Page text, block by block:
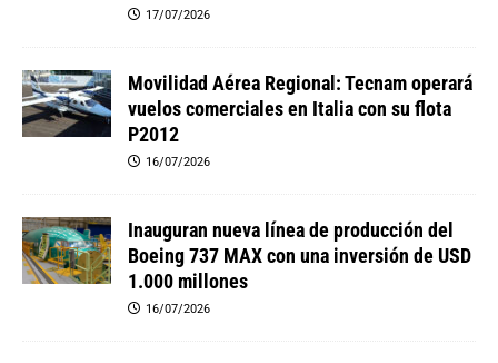
17/07/2026
Movilidad Aérea Regional: Tecnam operará
vuelos comerciales en Italia con su flota
P2012
16/07/2026
Inauguran nueva línea de producción del
Boeing 737 MAX con una inversión de USD
1.000 millones
16/07/2026